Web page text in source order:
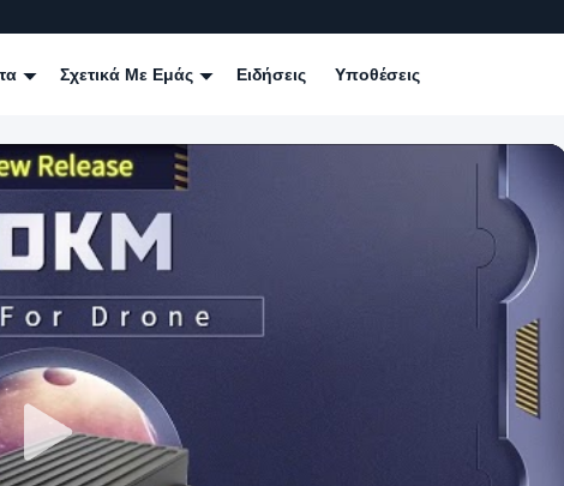
Σχετικά Με Εμάς Ειδήσεις Υποθέσεις